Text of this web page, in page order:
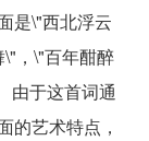
是\"西北浮云
，\"百年酣醉
由于这首词通
的艺术特点，